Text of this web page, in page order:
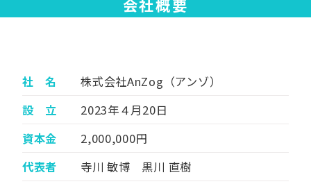
社 名
株式会社AnZog（アンゾ）
設 立
2023年４月20日
資本金
2,000,000円
代表者
寺川 敏博 黒川 直樹